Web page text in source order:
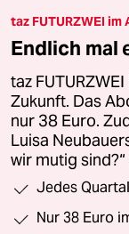
taz FUTURZWEI
Endlich mal
taz
Zukunft. Das
nur 38 Euro.
Luisa
wir mutig
Jedes
Nur 38 Euro